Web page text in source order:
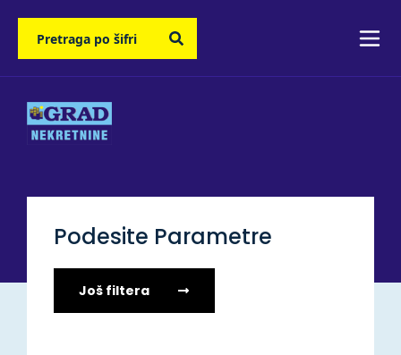
Podesite Parametre
Još filtera